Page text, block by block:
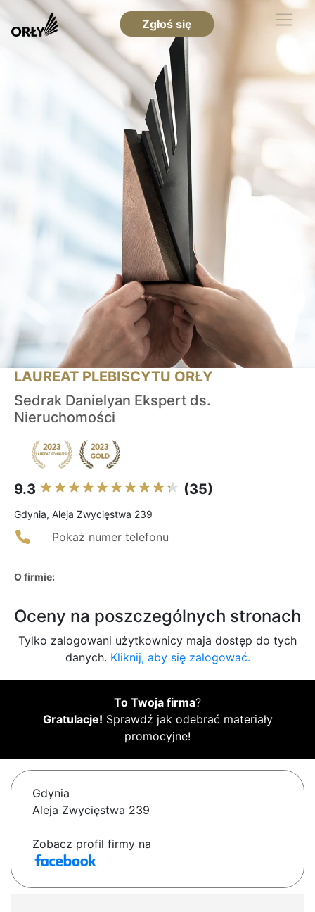
Zgłoś się
LAUREAT PLEBISCYTU ORŁY
Sedrak Danielyan Ekspert ds.
Nieruchomości
9.3 (35)
Gdynia, Aleja Zwycięstwa 239
Pokaż numer telefonu
O firmie:
Oceny na poszczególnych stronach
Tylko zalogowani użytkownicy maja dostęp do tych
danych. Kliknij, aby się zalogować.
To Twoja firma?
Gratulacje! Sprawdź jak odebrać materiały
promocyjne!
Gdynia
Aleja Zwycięstwa 239
Zobacz profil firmy na